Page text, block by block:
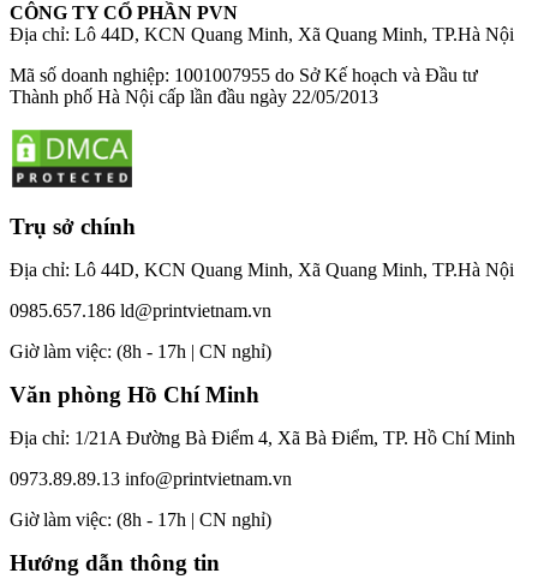
CÔNG TY CỔ PHẦN PVN
Địa chỉ: Lô 44D, KCN Quang Minh, Xã Quang Minh, TP.Hà Nội
Mã số doanh nghiệp: 1001007955 do Sở Kế hoạch và Đầu tư
Thành phố Hà Nội cấp lần đầu ngày 22/05/2013
Trụ sở chính
Địa chỉ: Lô 44D, KCN Quang Minh, Xã Quang Minh, TP.Hà Nội
0985.657.186 ld@printvietnam.vn
​Giờ làm việc: (8h - 17h | CN nghỉ)
Văn phòng Hồ Chí Minh
Địa chỉ: 1/21A Đường Bà Điểm 4, Xã Bà Điểm, TP. Hồ Chí Minh
0973.89.89.13 info@printvietnam.vn
​Giờ làm việc: (8h - 17h | CN nghỉ)
Hướng dẫn thông tin